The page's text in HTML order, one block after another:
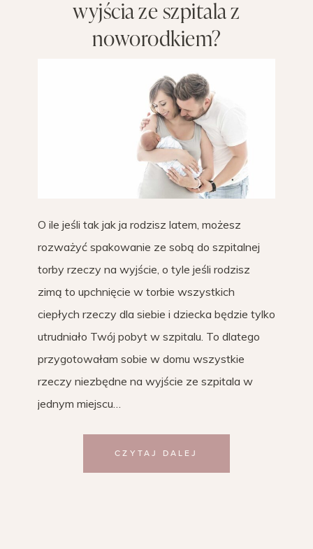
wyjścia ze szpitala z
noworodkiem?
O ile jeśli tak jak ja rodzisz latem, możesz
rozważyć spakowanie ze sobą do szpitalnej
torby rzeczy na wyjście, o tyle jeśli rodzisz
zimą to upchnięcie w torbie wszystkich
ciepłych rzeczy dla siebie i dziecka będzie tylko
utrudniało Twój pobyt w szpitalu. To dlatego
przygotowałam sobie w domu wszystkie
rzeczy niezbędne na wyjście ze szpitala w
jednym miejscu…
CZYTAJ DALEJ